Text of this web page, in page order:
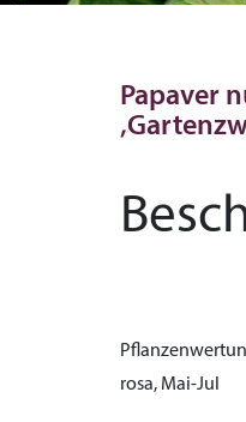
Papaver
rosa, Mai-Jul